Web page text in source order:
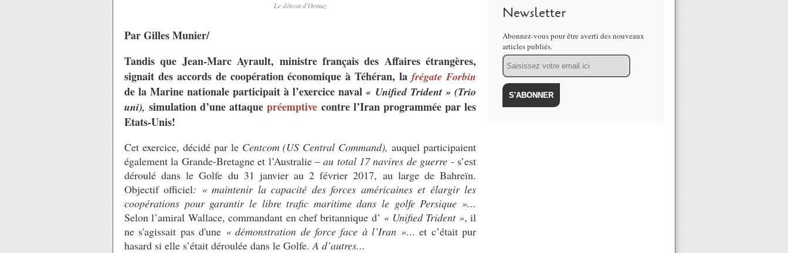
Le détroit d'Ormuz
Par Gilles Munier/
Tandis que Jean-Marc Ayrault, ministre français des Affaires étrangères,
signait des accords de coopération économique à Téhéran, lafrégate Forbin
de la Marine nationale participait à l’exercice naval« Unified Trident » (Trio
uni), simulation d’une attaquepréemptive contre l’Iran programmée par les
Etats-Unis!
Cet exercice, décidé par le Centcom (US Central Command),auquel participaient
également la Grande-Bretagne et l’Australie –au total 17 navires de guerre - s’est
déroulé dans le Golfe du 31 janvier au 2 février 2017, au large de Bahreïn.
Objectif officiel: « maintenir la capacité des forces américaines et élargir les
coopérations pour garantir le libre trafic maritime dans le golfe Persique »...
Selon l’amiral Wallace, commandant en chef britannique d’ « Unified Trident », il
ne s'agissait pas d'une « démonstration de force face à l’Iran »... et c’était pur
hasard si elle s’était déroulée dans le Golfe.A d’autres...
Newsletter
Abonnez-vous pour être averti des nouveaux
articles publiés.
Email